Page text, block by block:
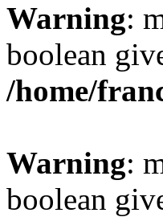
Warning:
boolean
/home/
Warning:
boolean